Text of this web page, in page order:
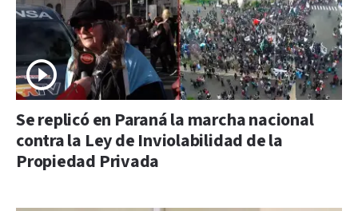
Se replicó en Paraná la marcha nacional
contra la Ley de Inviolabilidad de la
Propiedad Privada